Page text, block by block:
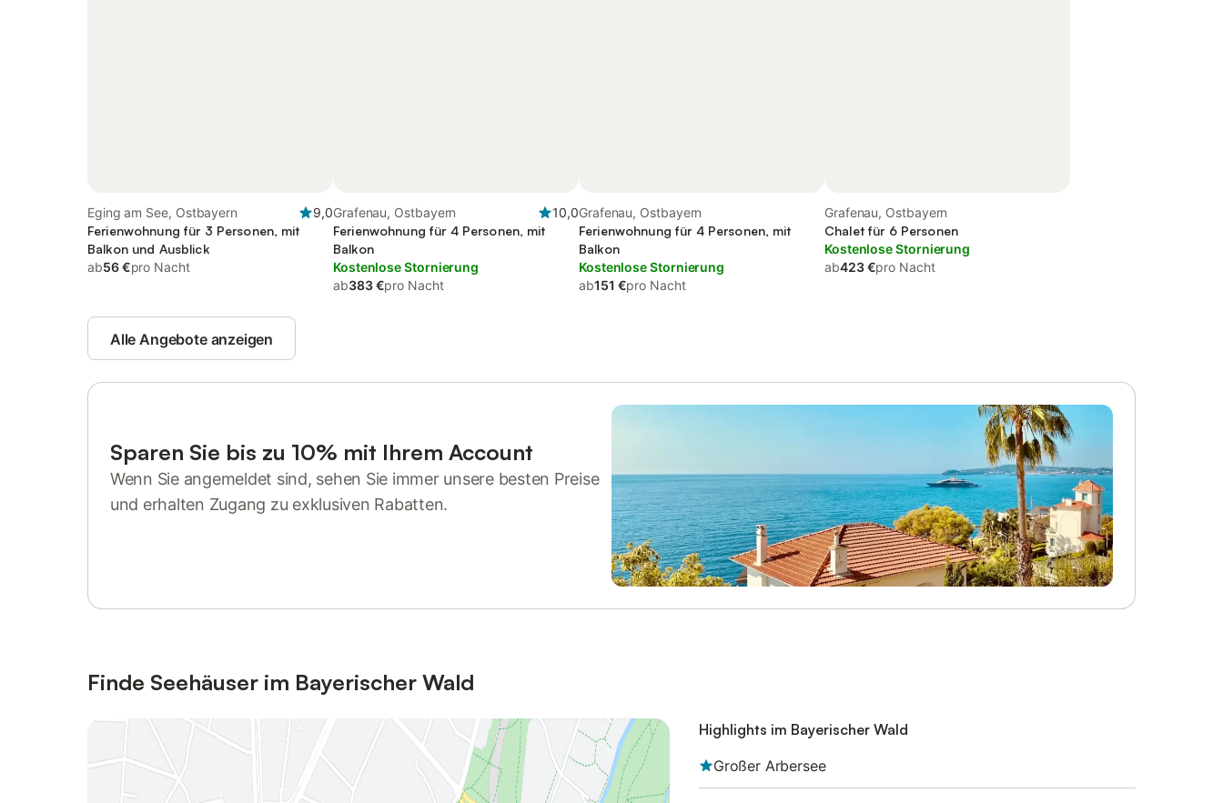
Eging am See, Ostbayern
9,0
Ferienwohnung für 3 Personen, mit
Balkon und Ausblick
ab56 €pro Nacht
Grafenau, Ostbayern
10,0
Ferienwohnung für 4 Personen, mit
Balkon
Kostenlose Stornierung
ab383 €pro Nacht
Grafenau, Ostbayern
Ferienwohnung für 4 Personen, mit
Balkon
Kostenlose Stornierung
ab151 €pro Nacht
Grafenau, Ostbayern
Chalet für 6 Personen
Kostenlose Stornierung
ab423 €pro Nacht
Alle Angebote anzeigen
Sparen Sie bis zu 10% mit Ihrem Account
Wenn Sie angemeldet sind, sehen Sie immer unsere besten Preise
und erhalten Zugang zu exklusiven Rabatten.
Finde Seehäuser im Bayerischer Wald
Highlights im Bayerischer Wald
Großer Arbersee